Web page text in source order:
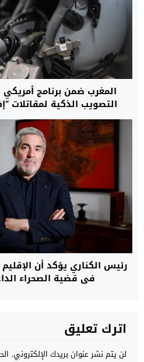
المغرب ضمن برنامج
القتالية حتى عام
رئيس الكناري يؤكد أن
في قضية الصحراء
اترك تعليق
لن يتم نشر عنوان بريدك الإلكتروني.